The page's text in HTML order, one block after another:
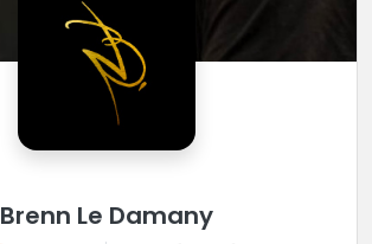
Brenn Le Damany